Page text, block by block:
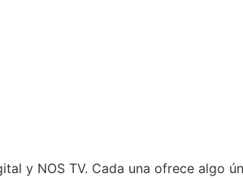
y NOS TV. Cada una ofrece algo